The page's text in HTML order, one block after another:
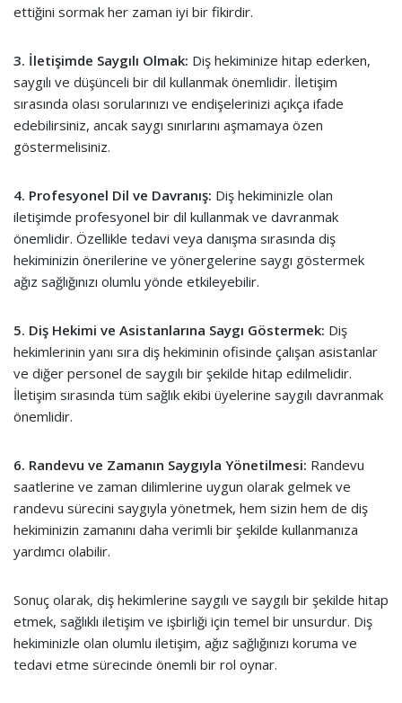
ettiğini sormak her zaman iyi bir fikirdir.
3. İletişimde Saygılı Olmak: Diş hekiminize hitap ederken,
saygılı ve düşünceli bir dil kullanmak önemlidir. İletişim
sırasında olası sorularınızı ve endişelerinizi açıkça ifade
edebilirsiniz, ancak saygı sınırlarını aşmamaya özen
göstermelisiniz.
4. Profesyonel Dil ve Davranış: Diş hekiminizle olan
iletişimde profesyonel bir dil kullanmak ve davranmak
önemlidir. Özellikle tedavi veya danışma sırasında diş
hekiminizin önerilerine ve yönergelerine saygı göstermek
ağız sağlığınızı olumlu yönde etkileyebilir.
5. Diş Hekimi ve Asistanlarına Saygı Göstermek: Diş
hekimlerinin yanı sıra diş hekiminin ofisinde çalışan asistanlar
ve diğer personel de saygılı bir şekilde hitap edilmelidir.
İletişim sırasında tüm sağlık ekibi üyelerine saygılı davranmak
önemlidir.
6. Randevu ve Zamanın Saygıyla Yönetilmesi: Randevu
saatlerine ve zaman dilimlerine uygun olarak gelmek ve
randevu sürecini saygıyla yönetmek, hem sizin hem de diş
hekiminizin zamanını daha verimli bir şekilde kullanmanıza
yardımcı olabilir.
Sonuç olarak, diş hekimlerine saygılı ve saygılı bir şekilde hitap
etmek, sağlıklı iletişim ve işbirliği için temel bir unsurdur. Diş
hekiminizle olan olumlu iletişim, ağız sağlığınızı koruma ve
tedavi etme sürecinde önemli bir rol oynar.